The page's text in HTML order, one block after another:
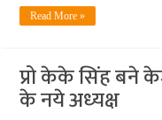
Read More »
प्रो केके सिंह बने
के नये अध्‍यक्ष